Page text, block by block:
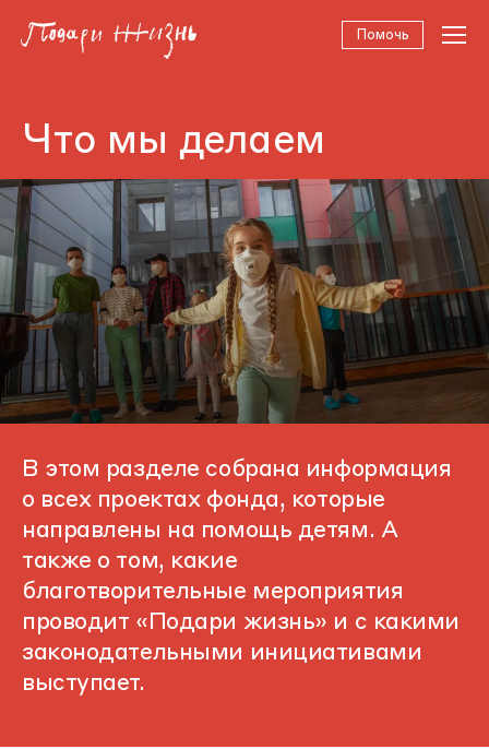
Помочь
Что мы делаем
В этом разделе собрана информация
о всех проектах фонда, которые
направлены на помощь детям. А
также о том, какие
благотворительные мероприятия
проводит «Подари жизнь» и с какими
законодательными инициативами
выступает.